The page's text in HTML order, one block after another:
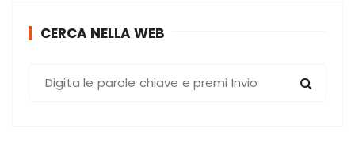
CERCA NELLA WEB